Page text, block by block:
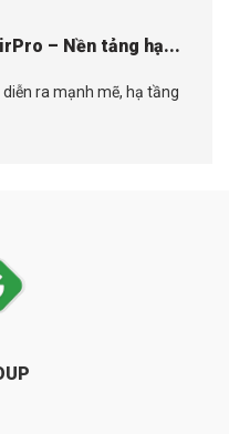
– Nền tảng hạ...
ra mạnh mẽ, hạ tầng